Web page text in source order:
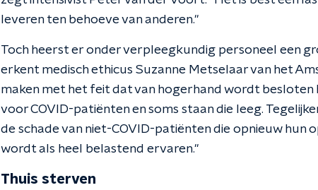
leveren ten behoeve van anderen."
Toch heerst er onder verpleegkundig personeel een
erkent medisch ethicus Suzanne Metselaar van het
maken met het feit dat van hogerhand wordt besloten
voor COVID-patiënten en soms staan die leeg.
de schade van niet-COVID-patiënten die opnieuw hun
wordt als heel belastend ervaren."
Thuis sterven